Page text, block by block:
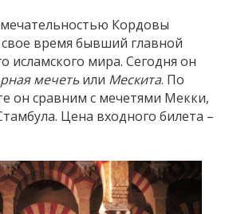
Кордовы
свое время бывший главной
исламского мира. Сегодня он
мечетьили Мескита. По
он сравним с мечетями Мекки,
Цена входного билета –